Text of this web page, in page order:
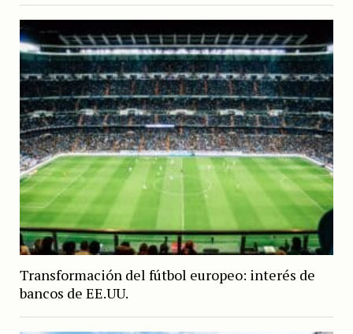
Transformación del fútbol europeo: interés de
bancos de EE.UU.